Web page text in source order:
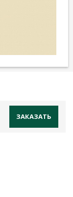
ЗАКАЗАТЬ